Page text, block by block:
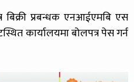
बिक्री प्रबन्धक एनआईएमबि एस
कार्यालयमा बोलपत्र पेस गर्न